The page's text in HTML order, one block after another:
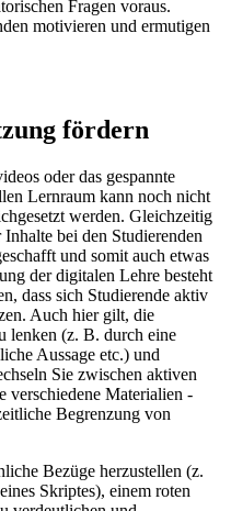
Fragen voraus.
motivieren und ermutigen
fördern
oder das gespannte
Lernraum kann noch nicht
werden. Gleichzeitig
bei den Studierenden
und somit auch etwas
der digitalen Lehre besteht
dass sich Studierende aktiv
Auch hier gilt, die
lenken (z. B. durch eine
Aussage etc.) und
Sie zwischen aktiven
verschiedene Materialien -
Begrenzung von
Bezüge herzustellen (z.
Skriptes), einem roten